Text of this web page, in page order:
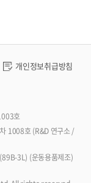
개인정보취급방침
호
1008호 (R&D 연구소 /
3L) (운동용품제조)